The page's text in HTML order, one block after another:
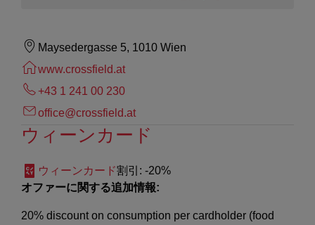
Maysedergasse 5, 1010 Wien
www.crossfield.at
+43 1 241 00 230
office@crossfield.at
ウィーンカード
ウィーンカード割引 : -20%
オファーに関する追加情報:
20% discount on consumption per cardholder (food